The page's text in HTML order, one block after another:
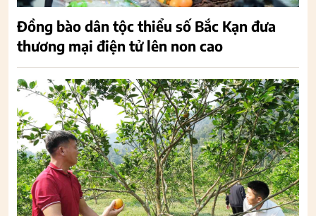
Đồng bào dân tộc thiểu số Bắc Kạn đưa
thương mại điện tử lên non cao